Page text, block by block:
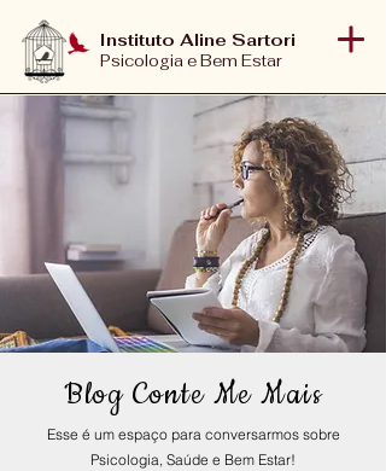
Instituto Aline Sartori
Psicologia e Bem Estar
Blog Conte Me Mais
Esse é um espaço para conversarmos sobre
Psicologia, Saúde e Bem Estar!